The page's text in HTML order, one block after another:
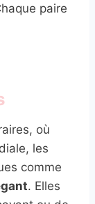
paire
où
les
comme
. Elles